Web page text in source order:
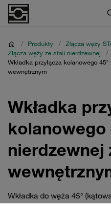
/ Produkty / Złącza węży
Złącza węży ze stali nierdzewnej
/
Wkładka przyłącza kolanowego
wewnętrznym
Wkładka
kolanowego
nierdzewnej
Wkładka do węża 45°